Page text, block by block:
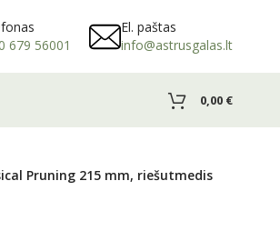
679 56001
El. paštas
info@astrusgalas.lt
0,00 €
Pruning 215 mm, riešutmedis